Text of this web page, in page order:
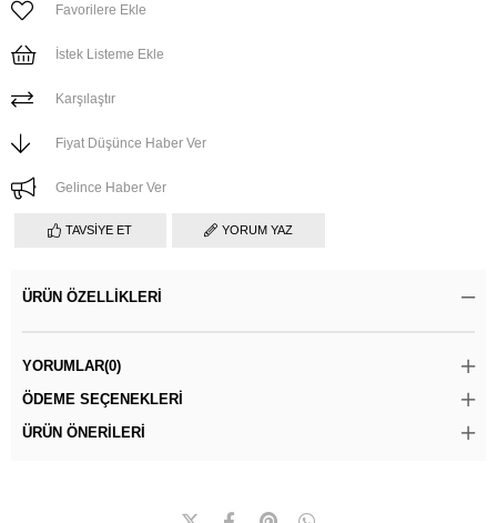
Favorilere Ekle
İstek Listeme Ekle
Karşılaştır
Fiyat Düşünce Haber Ver
Gelince Haber Ver
TAVSIYE ET YORUM YAZ
ÜRÜN ÖZELLIKLERI
YORUMLAR(0)
ÖDEME SEÇENEKLERI
ÜRÜN ÖNERILERI